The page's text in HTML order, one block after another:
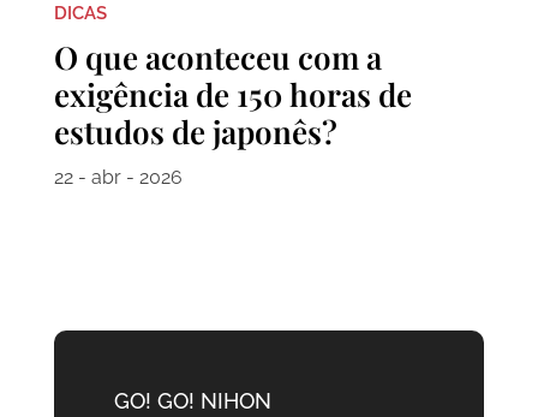
DICAS
O que aconteceu com a
exigência de 150 horas de
estudos de japonês?
22 - abr - 2026
GO! GO! NIHON